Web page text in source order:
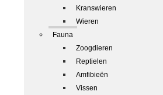
Kranswieren
Wieren
Fauna
Zoogdieren
Reptielen
Amfibieën
Vissen